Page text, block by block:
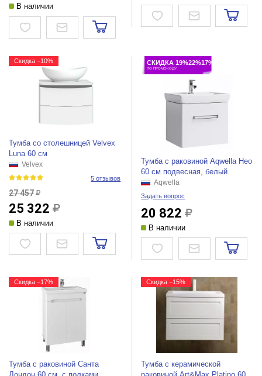
В наличии
Скидка −10%
Тумба со столешницей Velvex
Luna 60 см
Velvex
5 отзывов
27 457
25 322
В наличии
СКИДКА 19%22%17%
ПО ПРОМОКОДУ
Тумба с раковиной Aqwella Нео
60 см подвесная, белый
Aqwella
Задать вопрос
20 822
В наличии
Скидка −17%
Тумба с раковиной Санта
Скидка −15%
Тумба с керамической